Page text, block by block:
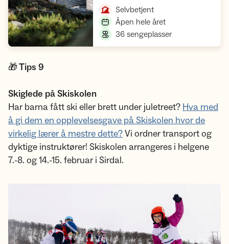
Selvbetjent,
Åpen hele året,
36 sengeplasser,
🎁 Tips 9
Skiglede på Skiskolen
Har barna fått ski eller brett under juletreet? Hva med
å gi dem en opplevelsesgave på Skiskolen hvor de
virkelig lærer å mestre dette?Vi ordner transport og
dyktige instruktører! Skiskolen arrangeres i helgene
7.-8. og 14.-15. februar i Sirdal.